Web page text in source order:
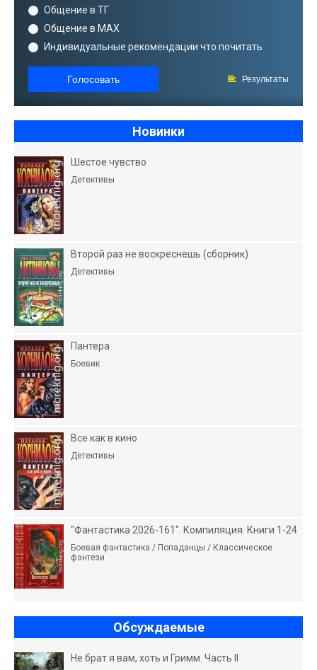
Общение в ТГ
Общение в MAX
Индивидуальные рекомендации что почитать
Голосовать Результаты
Новинки
Шестое чувство
Детективы
Второй раз не воскреснешь (сборник)
Детективы
Пантера
Боевик
Все как в кино
Детективы
"Фантастика 2026-161". Компиляция. Книги 1-24
Боевая фантастика / Попаданцы / Классическое
фэнтези
Обсуждаемые
Не брат я вам, хоть и Гримм. Часть II